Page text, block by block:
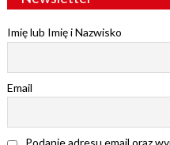
Imię lub Imię i Nazwisko
Email
Podanie adresu email oraz